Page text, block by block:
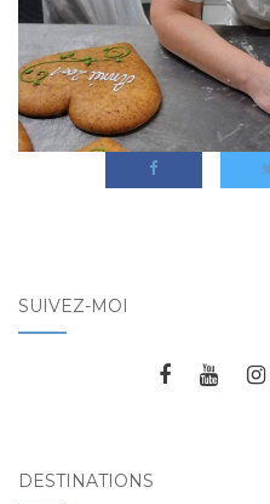
SUIVEZ-MOI
DESTINATIONS